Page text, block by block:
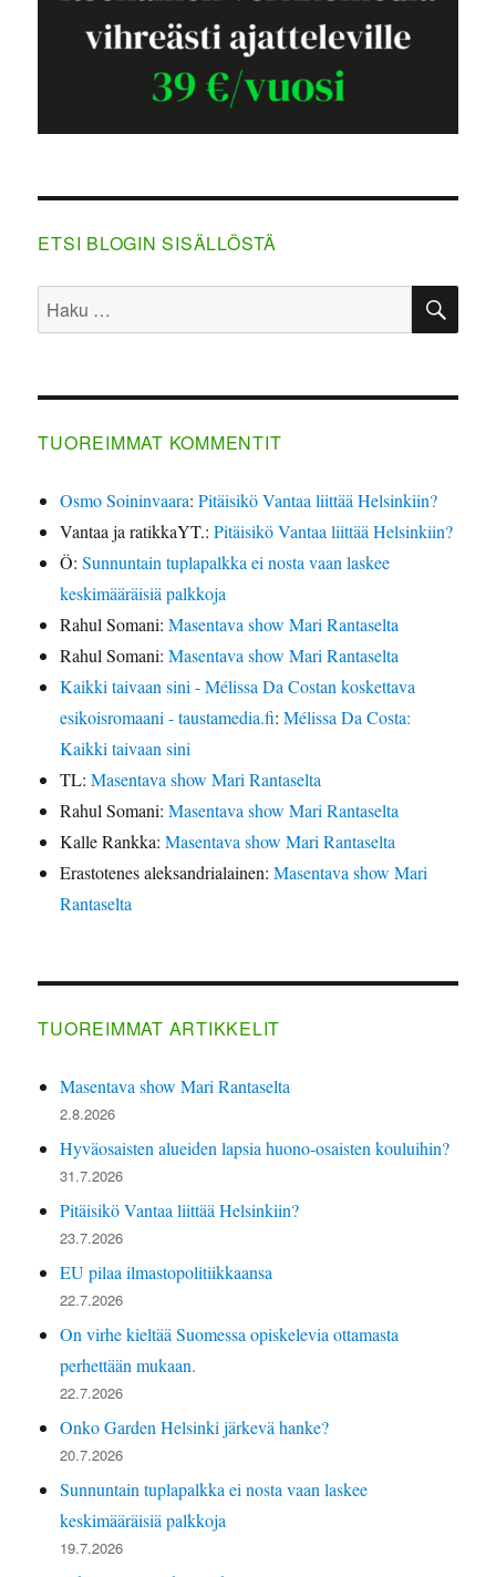
ETSI BLOGIN SISÄLLÖSTÄ
Etsi:
TUOREIMMAT KOMMENTIT
Osmo Soininvaara:Pitäisikö Vantaa liittää Helsinkiin?
Vantaa ja ratikkaYT.:Pitäisikö Vantaa liittää Helsinkiin?
Ö:Sunnuntain tuplapalkka ei nosta vaan laskee
keskimääräisiä palkkoja
Rahul Somani:Masentava show Mari Rantaselta
Rahul Somani:Masentava show Mari Rantaselta
Kaikki taivaan sini - Mélissa Da Costan koskettava
esikoisromaani - taustamedia.fi:Mélissa Da Costa:
Kaikki taivaan sini
TL:Masentava show Mari Rantaselta
Rahul Somani:Masentava show Mari Rantaselta
Kalle Rankka:Masentava show Mari Rantaselta
Erastotenes aleksandrialainen:Masentava show Mari
Rantaselta
TUOREIMMAT ARTIKKELIT
Masentava show Mari Rantaselta
2.8.2026
Hyväosaisten alueiden lapsia huono-osaisten kouluihin?
31.7.2026
Pitäisikö Vantaa liittää Helsinkiin?
23.7.2026
EU pilaa ilmastopolitiikkaansa
22.7.2026
On virhe kieltää Suomessa opiskelevia ottamasta
perhettään mukaan.
22.7.2026
Onko Garden Helsinki järkevä hanke?
20.7.2026
Sunnuntain tuplapalkka ei nosta vaan laskee
keskimääräisiä palkkoja
19.7.2026